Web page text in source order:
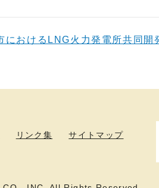
におけるLNG火力発電所共同開
リンク集 サイトマップ